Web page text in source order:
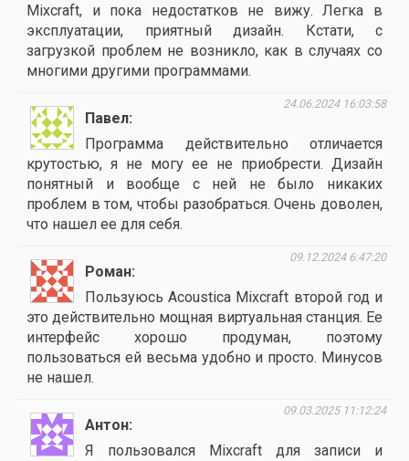
Mixcraft, и пока недостатков не вижу. Легка в
эксплуатации, приятный дизайн. Кстати, с
загрузкой проблем не возникло, как в случаях со
многими другими программами.
Павел
24.06.2024 16:03:58
Программа действительно отличается
крутостью, я не могу ее не приобрести. Дизайн
понятный и вообще с ней не было никаких
проблем в том, чтобы разобраться. Очень доволен,
что нашел ее для себя.
Роман
09.12.2024 6:47:20
Пользуюсь Acoustica Mixcraft второй год и
это действительно мощная виртуальная станция. Ее
интерфейс хорошо продуман, поэтому
пользоваться ей весьма удобно и просто. Минусов
не нашел.
Антон
09.03.2025 11:12:24
Я пользовался Mixcraft для записи и